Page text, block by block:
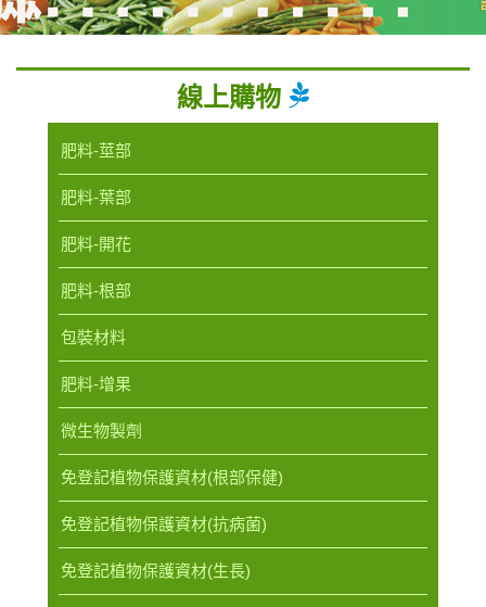
線上購物
肥料-莖部
肥料-葉部
肥料-開花
肥料-根部
包裝材料
肥料-增果
微生物製劑
免登記植物保護資材(根部保健)
免登記植物保護資材(抗病菌)
免登記植物保護資材(生長)